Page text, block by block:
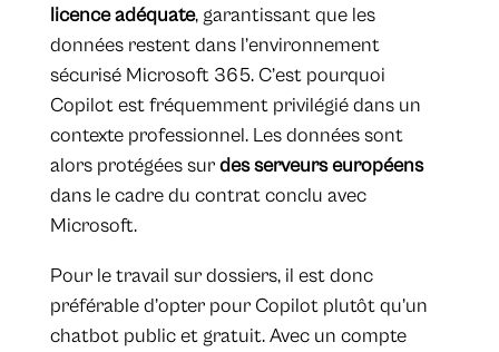
licence adéquate, garantissant que les
données restent dans l’environnement
sécurisé Microsoft 365. C’est pourquoi
Copilot est fréquemment privilégié dans un
contexte professionnel. Les données sont
alors protégées surdes serveurs européens
dans le cadre du contrat conclu avec
Microsoft.
Pour le travail sur dossiers, il est donc
préférable d’opter pour Copilot plutôt qu’un
chatbot public et gratuit. Avec un compte